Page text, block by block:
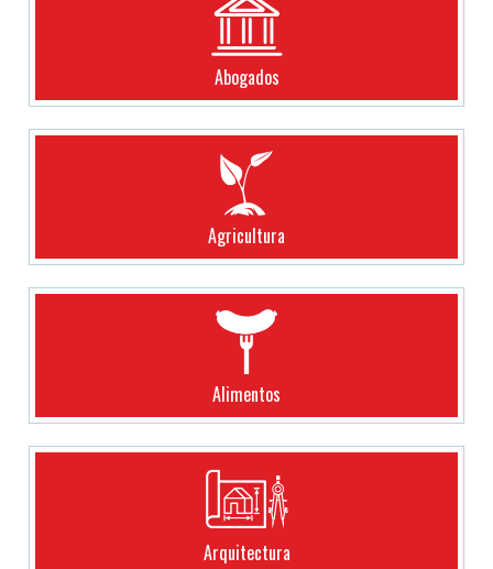
Abogados
Agricultura
Alimentos
Arquitectura